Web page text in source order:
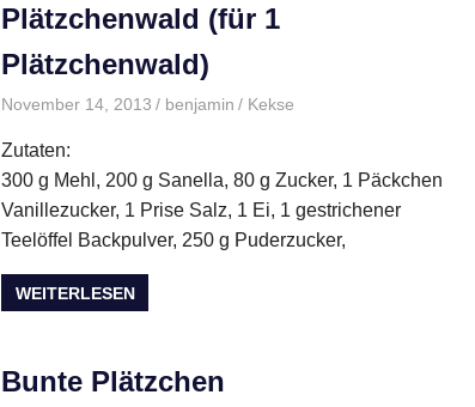
Plätzchenwald (für 1
Plätzchenwald)
November 14, 2013 benjamin Kekse
Zutaten:
300 g Mehl, 200 g Sanella, 80 g Zucker, 1 Päckchen
Vanillezucker, 1 Prise Salz, 1 Ei, 1 gestrichener
Teelöffel Backpulver, 250 g Puderzucker,
WEITERLESEN
Bunte Plätzchen